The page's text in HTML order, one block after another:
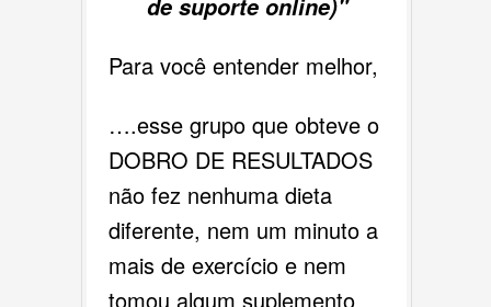
de suporte online)"
Para você entender melhor,
….esse grupo que obteve o
DOBRO DE RESULTADOS
não fez nenhuma dieta
diferente, nem um minuto a
mais de exercício e nem
tomou algum suplemento